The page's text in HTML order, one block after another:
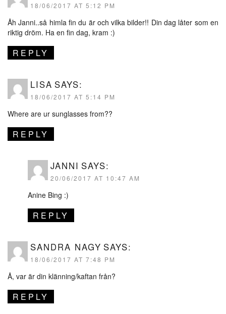
18/06/2017 AT 5:12 PM
Åh Janni..så himla fin du är och vilka bilder!! Din dag låter som en
riktig dröm. Ha en fin dag, kram :)
REPLY
LISA SAYS:
18/06/2017 AT 5:14 PM
Where are ur sunglasses from??
REPLY
JANNI SAYS:
20/06/2017 AT 10:47 AM
Anine Bing :)
REPLY
SANDRA NAGY SAYS:
18/06/2017 AT 7:48 PM
Å, var är din klänning/kaftan från?
REPLY